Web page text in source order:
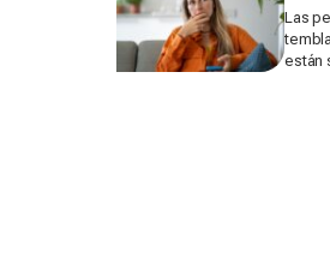
Las
están